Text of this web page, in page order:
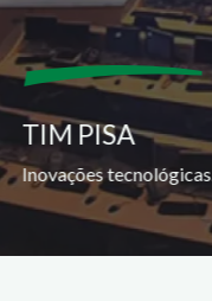
TIM PISA
Inovações tecnológicas.